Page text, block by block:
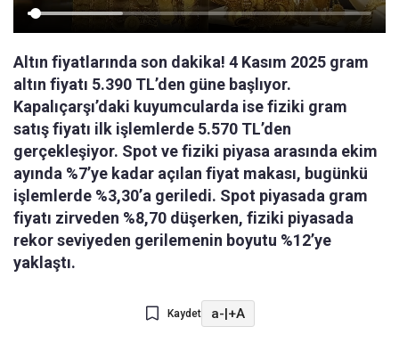
Altın fiyatlarında son dakika! 4 Kasım 2025 gram
altın fiyatı 5.390 TL’den güne başlıyor.
Kapalıçarşı’daki kuyumcularda ise fiziki gram
satış fiyatı ilk işlemlerde 5.570 TL’den
gerçekleşiyor. Spot ve fiziki piyasa arasında ekim
ayında %7’ye kadar açılan fiyat makası, bugünkü
işlemlerde %3,30’a geriledi. Spot piyasada gram
fiyatı zirveden %8,70 düşerken, fiziki piyasada
rekor seviyeden gerilemenin boyutu %12’ye
yaklaştı.
Kaydet a-|+A